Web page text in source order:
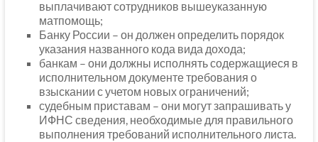
выплачивают сотрудников вышеуказанную
матпомощь;
Банку России – он должен определить порядок
указания названного кода вида дохода;
банкам – они должны исполнять содержащиеся в
исполнительном документе требования о
взыскании с учетом новых ограничений;
судебным приставам – они могут запрашивать у
ИФНС сведения, необходимые для правильного
выполнения требований исполнительного листа.